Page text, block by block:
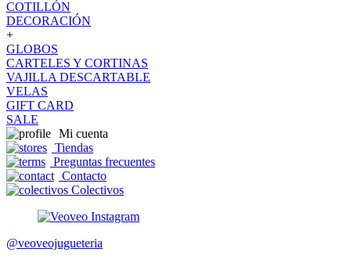
COTILLÓN
DECORACIÓN
+
GLOBOS
CARTELES Y CORTINAS
VAJILLA DESCARTABLE
VELAS
GIFT CARD
SALE
Mi cuenta
Tiendas
Preguntas frecuentes
Contacto
Colectivos
@veoveojugueteria